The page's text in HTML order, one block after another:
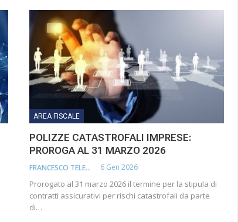
AREA FISCALE
POLIZZE CATASTROFALI IMPRESE:
PROROGA AL 31 MARZO 2026
FRANCESCO TELESCA 6 Gen 2026
Prorogato al 31 marzo 2026 il termine per la stipula di
contratti assicurativi per rischi catastrofali da parte
di…